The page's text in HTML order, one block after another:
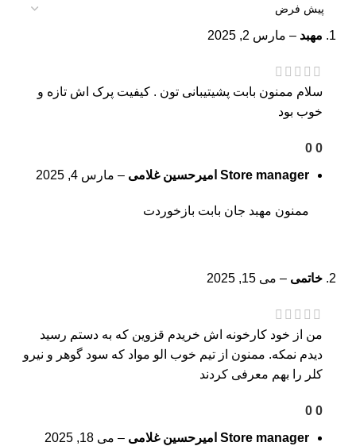
مهبد – مارس 2, 2025
سلام ممنون بابت پشیتیبانی تون . کیفیت پرک اش تازه و
خوب بود
0
0
Store manager امیرحسین غلامی – مارس 4, 2025
ممنون مهبد جان بابت بازخوردت
خاتمی – می 15, 2025
من از خود کارخونه اش خریدم قزوین که به دستم رسید
دیدم نمکه. ممنون از تیم خوب الو مواد که سود گوهر و نیرو
کلر را بهم معرفی کردند
0
0
Store manager امیرحسین غلامی – می 18, 2025